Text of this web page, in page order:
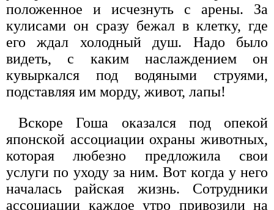
положенное и исчезнуть с арены. За
кулисами он сразу бежал в клетку, где
его ждал холодный душ. Надо было
видеть, с каким наслаждением он
кувыркался под водяными струями,
подставляя им морду, живот, лапы!
Вскоре Гоша оказался под опекой
японской ассоциации охраны животных,
которая любезно предложила свои
услуги по уходу за ним. Вот когда у него
началась райская жизнь. Сотрудники
ассоциации каждое утро привозили на